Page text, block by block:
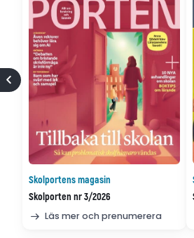
Skolportens magasin
Skolporten nr 3/2026
Läs mer och prenumerera